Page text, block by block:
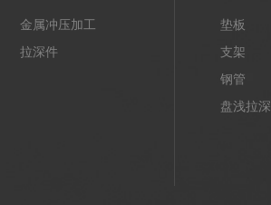
金属冲压加工
拉深件
垫板
支架
钢管
盘浅拉深